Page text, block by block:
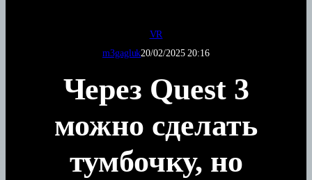
VR
m3gagluk20/02/2025 20:16
Через Quest 3
можно сделать
тумбочку, но